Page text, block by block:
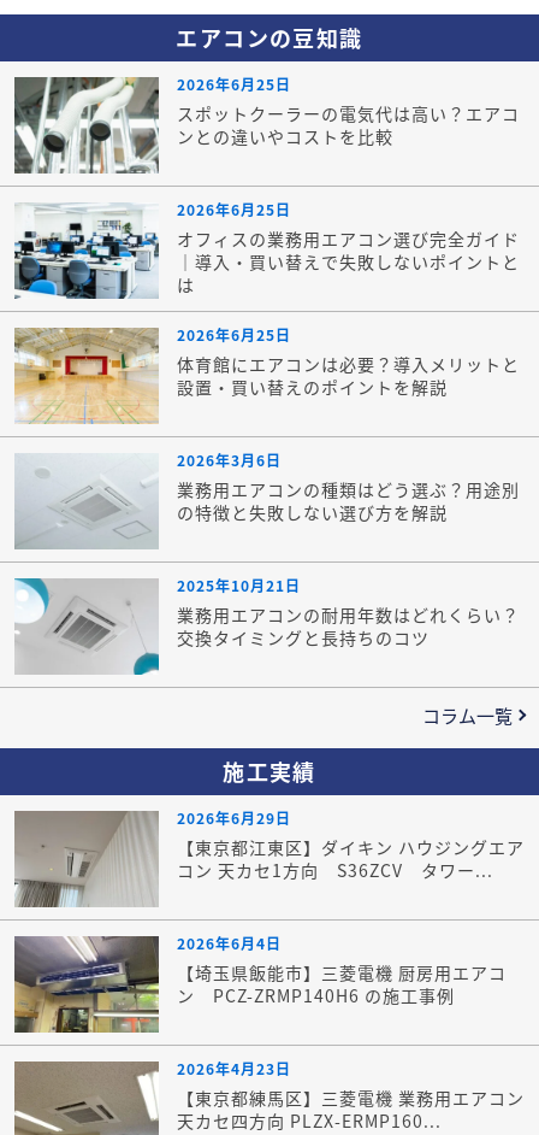
エアコンの豆知識
2026年6月25日
スポットクーラーの電気代は高い？エアコ
ンとの違いやコストを比較
2026年6月25日
オフィスの業務用エアコン選び完全ガイド
｜導入・買い替えで失敗しないポイントと
は
2026年6月25日
体育館にエアコンは必要？導入メリットと
設置・買い替えのポイントを解説
2026年3月6日
業務用エアコンの種類はどう選ぶ？用途別
の特徴と失敗しない選び方を解説
2025年10月21日
業務用エアコンの耐用年数はどれくらい？
交換タイミングと長持ちのコツ
コラム一覧
施工実績
2026年6月29日
【東京都江東区】ダイキン ハウジングエア
コン 天カセ1方向 S36ZCV タワー...
2026年6月4日
【埼玉県飯能市】三菱電機 厨房用エアコ
ン PCZ-ZRMP140H6 の施工事例
2026年4月23日
【東京都練馬区】三菱電機 業務用エアコン
天カセ四方向 PLZX-ERMP160...